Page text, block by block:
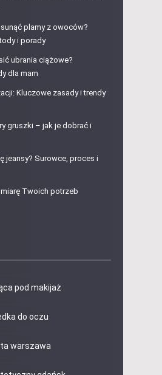
plamy z owoców?
i porady
ubrania ciążowe?
dla mam
Kluczowe zasady i trendy
gruszki – jak je dobrać i
jeansy? Surowce, proces i
Twoich potrzeb
pod makijaż
do oczu
warszawa